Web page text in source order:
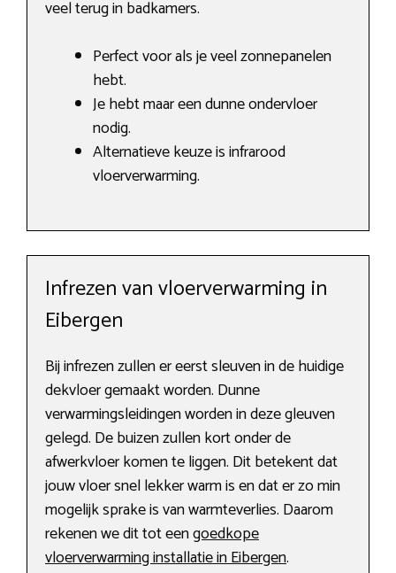
veel terug in badkamers.
Perfect voor als je veel zonnepanelen
hebt.
Je hebt maar een dunne ondervloer
nodig.
Alternatieve keuze is infrarood
vloerverwarming.
Infrezen van vloerverwarming in
Eibergen
Bij infrezen zullen er eerst sleuven in de huidige
dekvloer gemaakt worden. Dunne
verwarmingsleidingen worden in deze gleuven
gelegd. De buizen zullen kort onder de
afwerkvloer komen te liggen. Dit betekent dat
jouw vloer snel lekker warm is en dat er zo min
mogelijk sprake is van warmteverlies. Daarom
rekenen we dit tot eengoedkope
vloerverwarming installatie in Eibergen.